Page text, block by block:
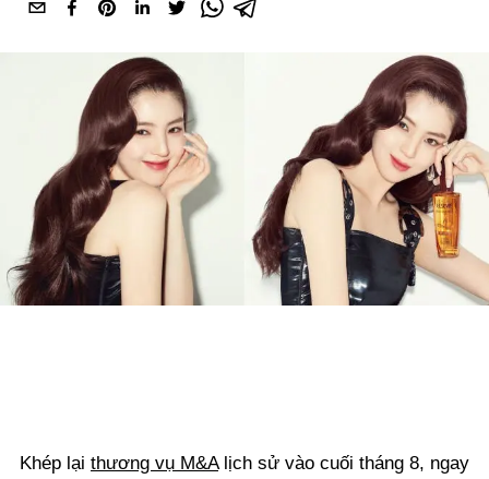
Khép lại thương vụ M&Alịch sử vào cuối tháng 8, ngay